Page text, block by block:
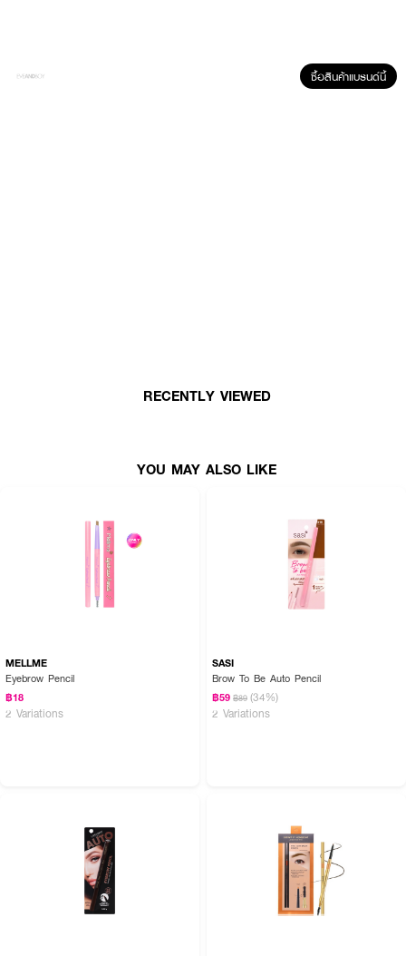
● สีไม่ดรอป ไม่ไหลเยิ้มระหว่างวัน
● มาพร้อมหัวแปรงเกลี่ยขนคิ้ว
● # Honey Brow
ซื้อสินค้าแบรนด์นี้
RECENTLY VIEWED
YOU MAY ALSO LIKE
MELLME
Eyebrow Pencil
฿18
2 Variations
SASI
Brow To Be Auto Pencil
฿59 ฿89 (34%)
2 Variations